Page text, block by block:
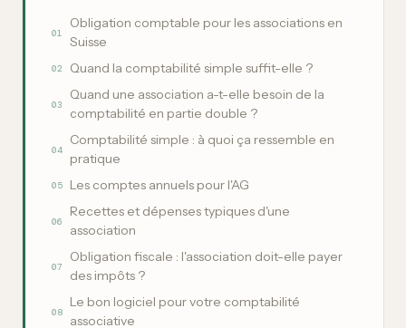
01
Obligation comptable pour les associations en
Suisse
02 Quand la comptabilité simple suffit-elle ?
03
Quand une association a-t-elle besoin de la
comptabilité en partie double ?
04
Comptabilité simple : à quoi ça ressemble en
pratique
05 Les comptes annuels pour l'AG
06
Recettes et dépenses typiques d'une
association
07
Obligation fiscale : l'association doit-elle payer
des impôts ?
08
Le bon logiciel pour votre comptabilité
associative